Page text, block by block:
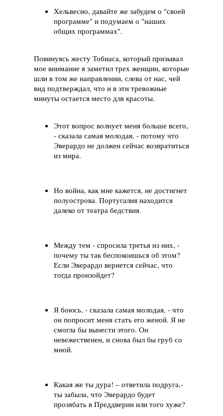
Хельвесио, давайте же забудем о "своей
программе" и подумаем о "наших
общих программах".
Повинуясь жесту Тобиаса, который призывал
мое внимание я заметил трех женщин, которые
шли в том же направлении, слева от нас, чей
вид подтверждал, что и в эти тревожные
минуты остается место для красоты.
Этот вопрос волнует меня больше всего,
- сказала самая молодая, - потому что
Эверардо не должен сейчас возвратиться
из мира.
Но война, как мне кажется, не достигнет
полуострова. Португалия находится
далеко от театра бедствия.
Между тем - спросила третья из них, -
почему ты так беспокоишься об этом?
Если Эверардо вернется сейчас, что
тогда произойдет?
Я боюсь, - сказала самая молодая, - что
он попросит меня стать его женой. Я не
смогла бы вынести этого. Он
невежественен, и снова был бы груб со
мной.
Какая же ты дура! – ответила подруга,-
ты забыла, что Эверардо будет
прозябать в Преддверии или того хуже?